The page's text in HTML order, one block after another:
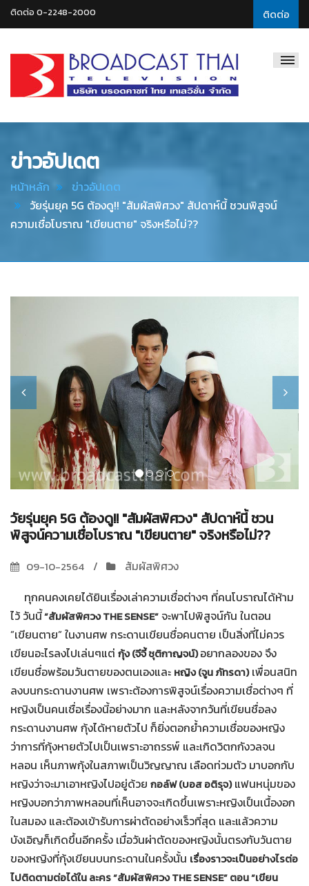
ติดต่อ
ติดต่อ 0-2248-2000
Thai
ข่าวอัปเดต
หน้าหลัก
ข่าวอัปเดต
วัยรุ่นยุค 5G ต้องดู!! "สัมผัสพิศวง" สัปดาห์นี้ ชวนพิสูจน์
ความเชื่อโบราณ "เขียนตาย" จริงหรือไม่??
วัยรุ่นยุค 5G ต้องดู!! "สัมผัสพิศวง" สัปดาห์นี้ ชวน
พิสูจน์ความเชื่อโบราณ "เขียนตาย" จริงหรือไม่??
09-10-2564
สัมผัสพิศวง
ทุกคนคงเคยได้ยินเรื่องเล่าความเชื่อต่างๆ ที่คนโบราณได้ห้าม
ไว้ วันนี้“สัมผัสพิศวง THE SENSE”จะพาไปพิสูจน์กัน ในตอน
”เขียนตาย” ในงานศพ กระดานเขียนชื่อคนตาย เป็นสิ่งที่ไม่ควร
เขียนอะไรลงไปเล่นๆแต่ กุ้ง (จีจี้ ชุติกาญจน์)อยากลองของ จึง
เขียนชื่อพร้อมวันตายของตนเองและ หญิง (จูน ภัทรดา)เพื่อนสนิท
ลงบนกระดานงานศพ เพราะต้องการพิสูจน์เรื่องความเชื่อต่างๆ ที่
หญิงเป็นคนเชื่อเรื่องนี้อย่างมาก และหลังจากวันที่เขียนชื่อลง
กระดานงานศพ กุ้งได้หายตัวไป ก็ยิ่งตอกย้ำความเชื่อของหญิง
ว่าการที่กุ้งหายตัวไปเป็นเพราะอาถรรพ์ และเกิดวิตกกังวลจน
หลอน เห็นภาพกุ้งในสภาพเป็นวิญญาณ เลือดท่วมตัว มาบอกกับ
หญิงว่าจะมาเอาหญิงไปอยู่ด้วย กอล์ฟ (บอส อติรุจ)แฟนหนุ่มของ
หญิงบอกว่าภาพหลอนที่เห็นอาจจะเกิดขึ้นเพราะหญิงเป็นเนื้องอก
ในสมอง และต้องเข้ารับการผ่าตัดอย่างเร็วที่สุด และแล้วความ
บังเอิญก็เกิดขึ้นอีกครั้ง เมื่อวันผ่าตัดของหญิงนั้นตรงกับวันตาย
ของหญิงที่กุ้งเขียนบนกระดานในครั้งนั้น เรื่องราวจะเป็นอย่างไรต่อ
ไปติดตามต่อได้ใน ละคร “สัมผัสพิศวง THE SENSE” ตอน “เขียน